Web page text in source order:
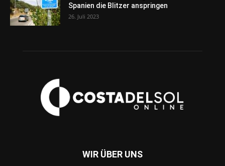
Spanien die Blitzer anspringen
26. Juli 2023
WIR ÜBER UNS